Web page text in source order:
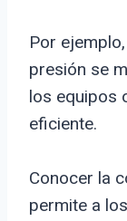
Por
presión se
los equipos
eficiente.
Conocer la
permite a